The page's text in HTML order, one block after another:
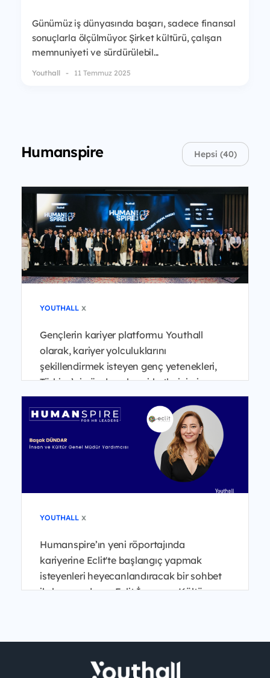
Günümüz iş dünyasında başarı, sadece finansal
sonuçlarla ölçülmüyor. Şirket kültürü, çalışan
memnuniyeti ve sürdürülebil...
Youthall 11 Temmuz 2025
Humanspire Hepsi (40)
YOUTHALL x
Gençlerin kariyer platformu Youthall
olarak, kariyer yolculuklarını
şekillendirmek isteyen genç yetenekleri,
Türkiye’nin önde gelen şirketlerinin insan
kaynakları liderleri...
YOUTHALL x
Humanspire’ın yeni röportajında
kariyerine Eclit'te başlangıç yapmak
isteyenleri heyecanlandıracak bir sohbet
ile karşınızdayız. Eclit İnsan ve Kültür